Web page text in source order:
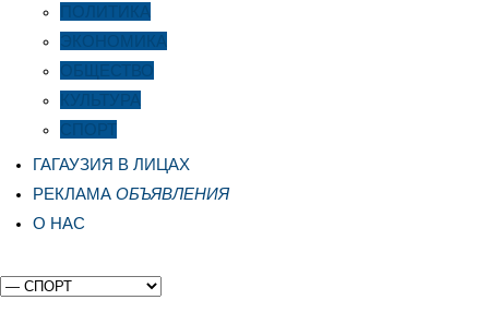
ПОЛИТИКА
ЭКОНОМИКА
ОБЩЕСТВО
КУЛЬТУРА
СПОРТ
ГАГАУЗИЯ В ЛИЦАХ
РЕКЛАМА ОБЪЯВЛЕНИЯ
О НАС